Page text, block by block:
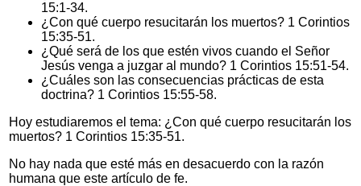
15:1-34.
¿Con qué cuerpo resucitarán los muertos? 1 Corintios
15:35-51.
¿Qué será de los que estén vivos cuando el Señor
Jesús venga a juzgar al mundo? 1 Corintios 15:51-54.
¿Cuáles son las consecuencias prácticas de esta
doctrina? 1 Corintios 15:55-58.
Hoy estudiaremos el tema: ¿Con qué cuerpo resucitarán los
muertos? 1 Corintios 15:35-51.
No hay nada que esté más en desacuerdo con la razón
humana que este artículo de fe.